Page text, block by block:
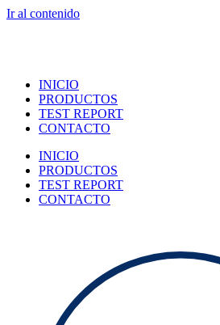
Ir al contenido
INICIO
PRODUCTOS
TEST REPORT
CONTACTO
INICIO
PRODUCTOS
TEST REPORT
CONTACTO